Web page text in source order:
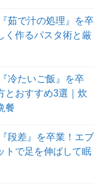
茹で汁の処理』を卒
く作るパスタ術と厳
冷たいご飯』を卒
とおすすめ3選｜炊
餐
段差』を卒業！エブ
トで足を伸ばして眠